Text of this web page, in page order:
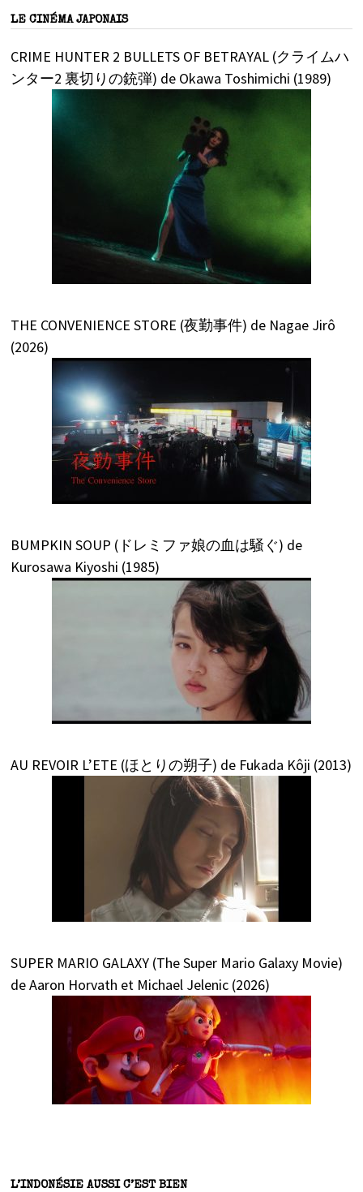
LE CINÉMA JAPONAIS
CRIME HUNTER 2 BULLETS OF BETRAYAL (クライムハ
ンター2 裏切りの銃弾) de Okawa Toshimichi (1989)
THE CONVENIENCE STORE (夜勤事件) de Nagae Jirô
(2026)
BUMPKIN SOUP (ドレミファ娘の血は騒ぐ) de
Kurosawa Kiyoshi (1985)
AU REVOIR L’ETE (ほとりの朔子) de Fukada Kôji (2013)
SUPER MARIO GALAXY (The Super Mario Galaxy Movie)
de Aaron Horvath et Michael Jelenic (2026)
L’INDONÉSIE AUSSI C’EST BIEN